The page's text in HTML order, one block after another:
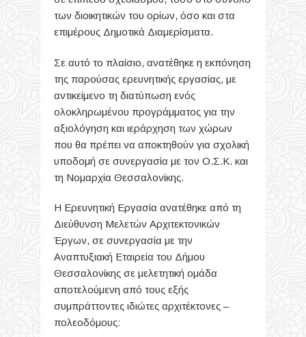
των διοικητικών του ορίων, όσο και στα
επιμέρους Δημοτικά Διαμερίσματα.
Σε αυτό το πλαίσιο, ανατέθηκε η εκπόνηση
της παρούσας ερευνητικής εργασίας, με
αντικείμενο τη διατύπωση ενός
ολοκληρωμένου προγράμματος για την
αξιολόγηση και ιεράρχηση των χώρων
που θα πρέπει να αποκτηθούν για σχολική
υποδομή σε συνεργασία με τον Ο.Σ.Κ. και
τη Νομαρχία Θεσσαλονίκης.
Η Ερευνητική Εργασία ανατέθηκε από τη
Διεύθυνση Μελετών Αρχιτεκτονικών
Έργων, σε συνεργασία με την
Αναπτυξιακή Εταιρεία του Δήμου
Θεσσαλονίκης σε μελετητική ομάδα
αποτελούμενη από τους εξής
συμπράττοντες ιδιώτες αρχιτέκτονες –
πολεοδόμους: